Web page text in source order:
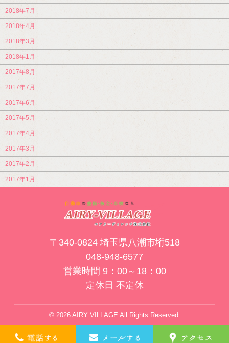
2018年7月
2018年4月
2018年3月
2018年1月
2017年8月
2017年7月
2017年6月
2017年5月
2017年4月
2017年3月
2017年2月
2017年1月
〒340-0824 埼玉県八潮市垳518
048-948-6577
営業時間 9：00～18：00
定休日 不定休
© 2026 AIRY VILLAGE All Rights Reserved.